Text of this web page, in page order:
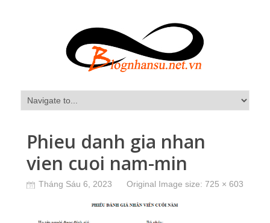
Phieu danh gia nhan
vien cuoi nam-min
Tháng Sáu 6, 2023 Original Image size: 725 × 603